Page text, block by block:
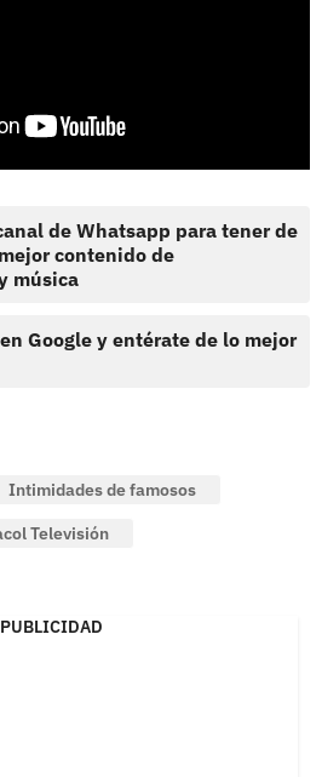
de Whatsapp para tener de
contenido de
música
Google y entérate de lo mejor
Intimidades de famosos
Televisión
PUBLICIDAD